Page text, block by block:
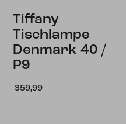
Tiffany
Tischlampe
Denmark 40 /
P9
359,99